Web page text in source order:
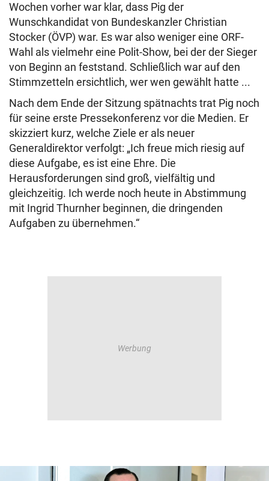
Wochen vorher war klar, dass Pig der
Wunschkandidat von Bundeskanzler Christian
Stocker (ÖVP) war. Es war also weniger eine ORF-
Wahl als vielmehr eine Polit-Show, bei der der Sieger
von Beginn an feststand. Schließlich war auf den
Stimmzetteln ersichtlich, wer wen gewählt hatte ...
Nach dem Ende der Sitzung spätnachts trat Pig noch
für seine erste Pressekonferenz vor die Medien. Er
skizziert kurz, welche Ziele er als neuer
Generaldirektor verfolgt: „Ich freue mich riesig auf
diese Aufgabe, es ist eine Ehre. Die
Herausforderungen sind groß, vielfältig und
gleichzeitig. Ich werde noch heute in Abstimmung
mit Ingrid Thurnher beginnen, die dringenden
Aufgaben zu übernehmen.“